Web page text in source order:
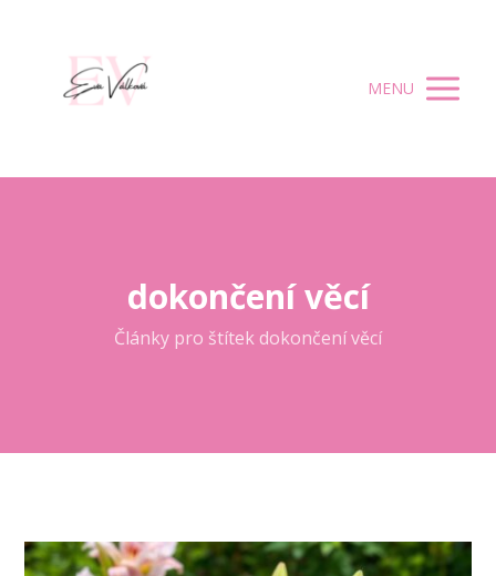
MENU
dokončení věcí
Články pro štítek dokončení věcí